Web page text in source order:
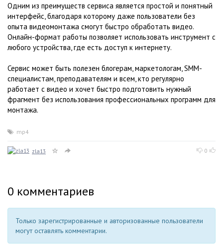
Одним из преимуществ сервиса является простой и понятный
интерфейс, благодаря которому даже пользователи без
опыта видеомонтажа смогут быстро обработать видео.
Онлайн-формат работы позволяет использовать инструмент с
любого устройства, где есть доступ к интернету.
Сервис может быть полезен блогерам, маркетологам, SMM-
специалистам, преподавателям и всем, кто регулярно
работает с видео и хочет быстро подготовить нужный
фрагмент без использования профессиональных программ для
монтажа.
mp4
zla13 0
0 комментариев
Только зарегистрированные и авторизованные пользователи
могут оставлять комментарии.